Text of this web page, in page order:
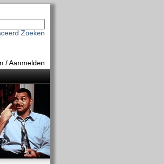
Zoeken
/Aanmelden